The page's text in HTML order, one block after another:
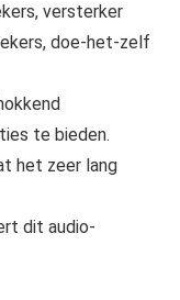
versterker
doe-het-zelf
te bieden.
het zeer lang
dit audio-